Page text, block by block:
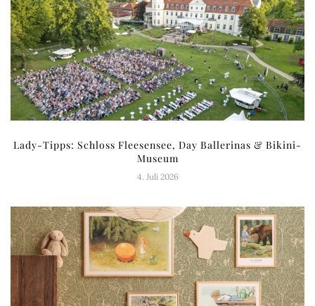
Lady-Tipps: Schloss Fleesensee, Day Ballerinas & Bikini-
Museum
4. Juli 2026